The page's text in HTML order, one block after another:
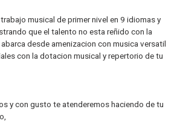
musical de primer nivel en 9 idiomas y
que el talento no esta reñido con la
desde amenizacion con musica versatil
con la dotacion musical y repertorio de tu
y con gusto te atenderemos haciendo de tu